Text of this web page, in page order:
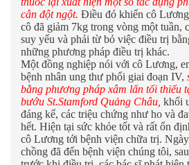
cân đột ngột. Điều đó khiến cô Lương
cô đã giảm 7kg trong vòng một tuần,
suy yếu và phải từ bỏ việc điều trị
những phương pháp điều trị khác.
Một đồng nghiệp nói với cô Lương,
bệnh nhân ung thư phổi giai đoạn IV,
bằng phương pháp xâm lấn tối thiểu
bướu St.Stamford Quảng Châu, khối
đáng kể, các triệu chứng như ho và
hết. Hiện tại sức khỏe tốt và rất ổn
cô Lương tới bệnh viện chữa trị.
chồng đã đến bệnh viện chúng tôi,